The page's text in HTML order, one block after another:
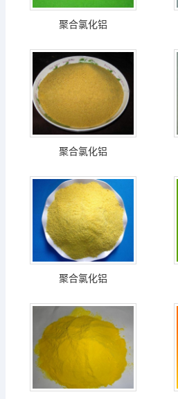
聚合氯化铝
聚合氯化铝
聚合氯化铝